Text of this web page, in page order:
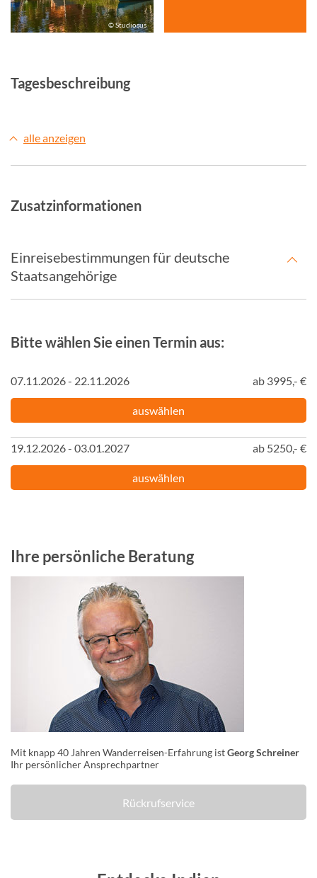
© Studiosus
Tagesbeschreibung
alle anzeigen
Zusatzinformationen
Einreisebestimmungen für deutsche
Staatsangehörige
Bitte wählen Sie einen Termin aus:
07.11.2026 - 22.11.2026 ab 3995,- €
auswählen
19.12.2026 - 03.01.2027 ab 5250,- €
auswählen
Ihre persönliche Beratung
Mit knapp 40 Jahren Wanderreisen-Erfahrung istGeorg Schreiner
Ihr persönlicher Ansprechpartner
Rückrufservice